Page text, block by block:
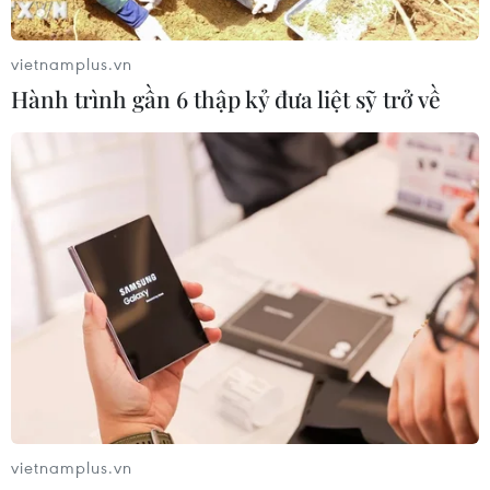
Khu đất vàng K200 tại Quy Nhơn
03/08/2026 04:25
Hòa Phát nhận hồ sơ đăng ký mua
nhà ở xã hội tại Hưng Yên từ tháng 8
03/08/2026 04:03
Gỡ nút thắt thể chế đất đai, mở khóa
nguồn lực cho tăng trưởng
01/08/2026 12:14
Hưng Yên: Có sổ đỏ trong tay, người
vietnamplus.vn
Hành trình gần 6 thập kỷ đưa liệt sỹ trở về
vietnamplus.vn